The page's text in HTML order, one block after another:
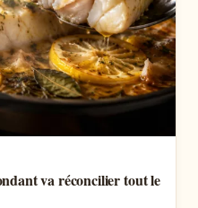
va réconcilier tout le